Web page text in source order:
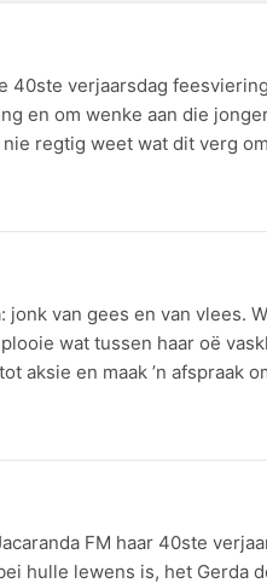
40ste verjaarsdag
en om wenke aan die
regtig weet wat dit verg
jonk van gees en van vlees.
wat tussen haar oë
aksie en maak ’n afspraak
FM haar 40ste
hulle lewens is, het Gerda